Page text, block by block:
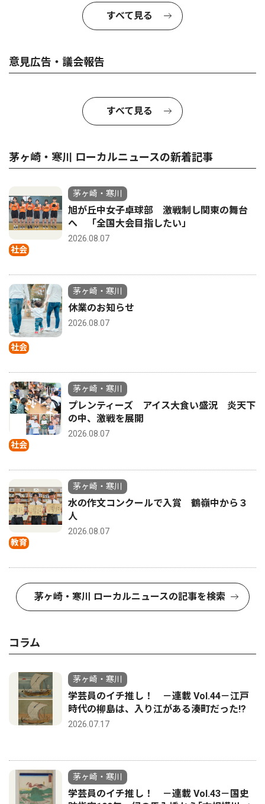
すべて見る
意見広告・議会報告
すべて見る
茅ヶ崎・寒川 ローカルニュースの新着記事
社会
茅ヶ崎・寒川
旭が丘中女子卓球部 激戦制し関東の舞台
へ 「全国大会目指したい」
2026.08.07
社会
茅ヶ崎・寒川
休業のお知らせ
2026.08.07
社会
茅ヶ崎・寒川
プレンティーズ アイス大食い盛況 炎天下
の中、激戦を展開
2026.08.07
教育
茅ヶ崎・寒川
水の作文コンクールで入賞 鶴嶺中から３
人
2026.08.07
茅ヶ崎・寒川 ローカルニュースの記事を検索
コラム
茅ヶ崎・寒川
学芸員のイチ推し！ －連載 Vol.44－江戸
時代の柳島は、入り江がある湊町だった!?
2026.07.17
茅ヶ崎・寒川
学芸員のイチ推し！ －連載 Vol.43－国史